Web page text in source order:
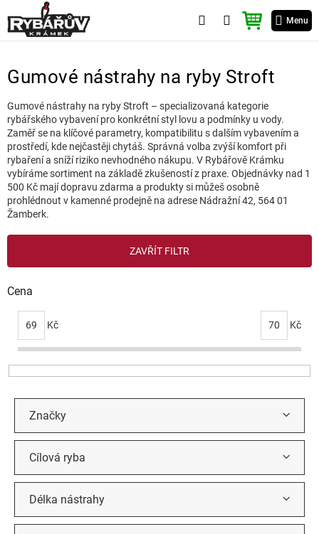
na
obsah
Menu
NÁKUPNÍ
KOŠÍK
Gumové nástrahy na ryby Stroft
Gumové nástrahy na ryby Stroft – specializovaná kategorie
rybářského vybavení pro konkrétní styl lovu a podmínky u vody.
Zaměř se na klíčové parametry, kompatibilitu s dalším vybavením a
prostředí, kde nejčastěji chytáš. Správná volba zvýší komfort při
rybaření a sníží riziko nevhodného nákupu. V Rybářově Krámku
vybíráme sortiment na základě zkušeností z praxe. Objednávky nad 1
500 Kč mají dopravu zdarma a produkty si můžeš osobně
prohlédnout v kamenné prodejně na adrese Nádražní 42, 564 01
Žamberk.
ZAVŘÍT FILTR
Cena
69 Kč 70 Kč
Značky
Cílová ryba
Délka nástrahy
V
p
i
d
u